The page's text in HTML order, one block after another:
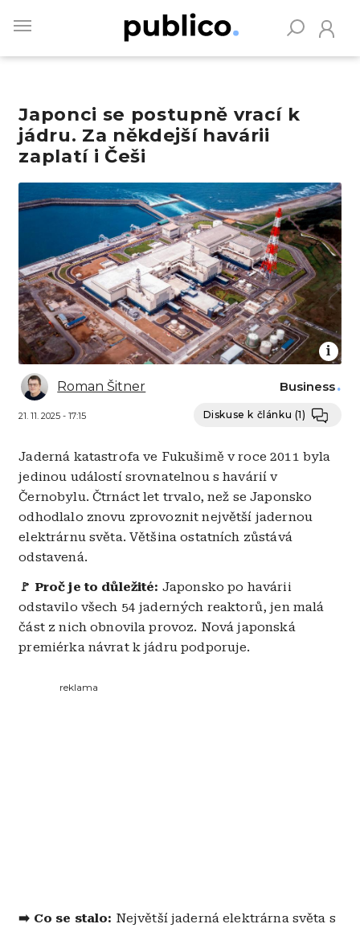
main
Japonci se postupně vrací k
jádru. Za někdejší havárii
zaplatí i Češi
Obrázek
Roman Šitner
21. 11. 2025 - 17:15
Business
Diskuse k článku (1)
Jaderná katastrofa ve Fukušimě v roce 2011 byla
jedinou událostí srovnatelnou s havárií v
Černobylu. Čtrnáct let trvalo, než se Japonsko
odhodlalo znovu zprovoznit největší jadernou
elektrárnu světa. Většina ostatních zůstává
odstavená.
🚩 Proč je to důležité: Japonsko po havárii
odstavilo všech 54 jaderných reaktorů, jen malá
část z nich obnovila provoz. Nová japonská
premiérka návrat k jádru podporuje.
reklama
➡️ Co se stalo: Největší jaderná elektrárna světa s
Vyhledávejte na Publiku